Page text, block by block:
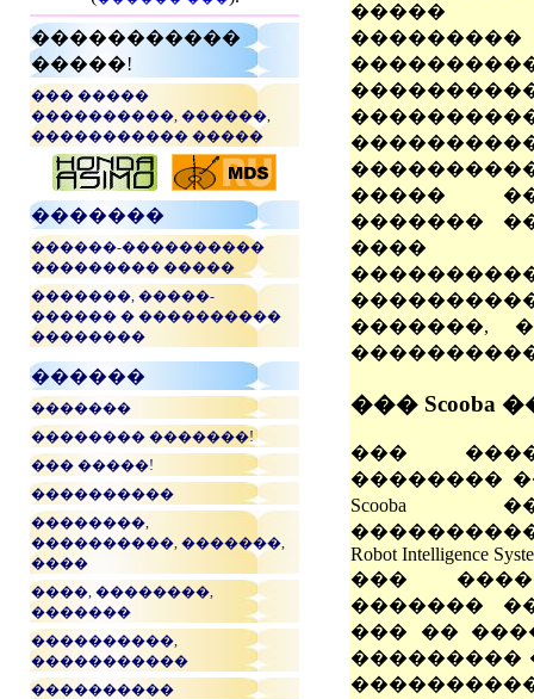
�����������
�����!
��� �����
����������, ������,
����������� �����
�������
������-����������
��������� �����
�������, �����-
������ � ����������
��������
������
�������
�������� �������!
��� �����!
����������
��������,
����������, �������,
����
����, ��������,
�������
����������,
�����������
����������
�����
�����
�������
����
�������,
���
���
��������
Scooba
����������
Robot Intelligence
���
�������
��� ��
���������